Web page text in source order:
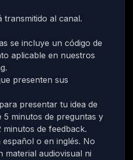
transmitido al canal.
se incluye un código de
aplicable en nuestros
.
presenten sus
presentar tu idea de
5 minutos de preguntas y
de feedback.
o en inglés. No
material audiovisual ni